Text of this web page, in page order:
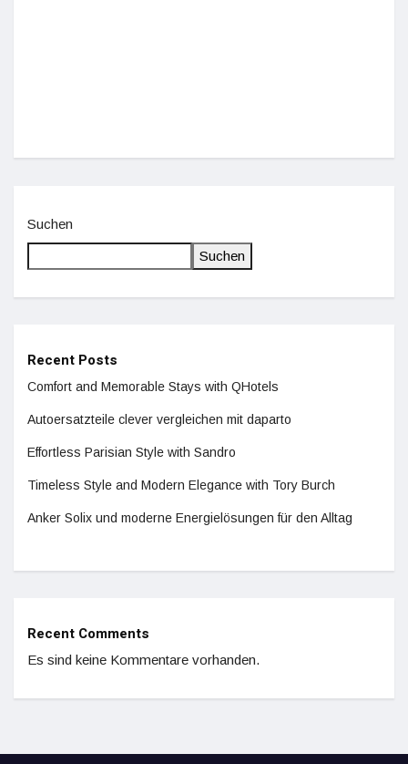
Suchen
Suchen
Recent Posts
Comfort and Memorable Stays with QHotels
Autoersatzteile clever vergleichen mit daparto
Effortless Parisian Style with Sandro
Timeless Style and Modern Elegance with Tory Burch
Anker Solix und moderne Energielösungen für den Alltag
Recent Comments
Es sind keine Kommentare vorhanden.